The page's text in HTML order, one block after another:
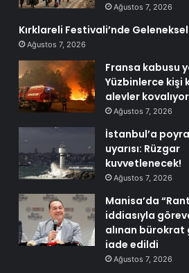
Ağustos 7, 2026
Kırklareli Festivali’nde
Ağustos 7, 2026
Fransa kabusu
Yüzbinlerce kişi
alevler kovalıyor
Ağustos 7, 2026
İstanbul’a
uyarısı: Rüzgar
kuvvetlenecek!
Ağustos 7, 2026
Manisa’da
iddiasıyla
alınan bürokrat
iade edildi
Ağustos 7, 2026